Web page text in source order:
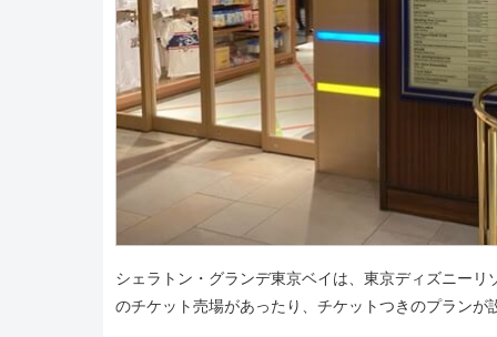
シェラトン・グランデ東京ベイは、東京ディズニー
のチケット売場があったり、チケットつきのプランが